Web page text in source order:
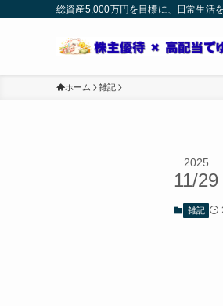
総資産5,000万円を目標に、日常生活を
ホーム 雑記
2025
11/29
雑記